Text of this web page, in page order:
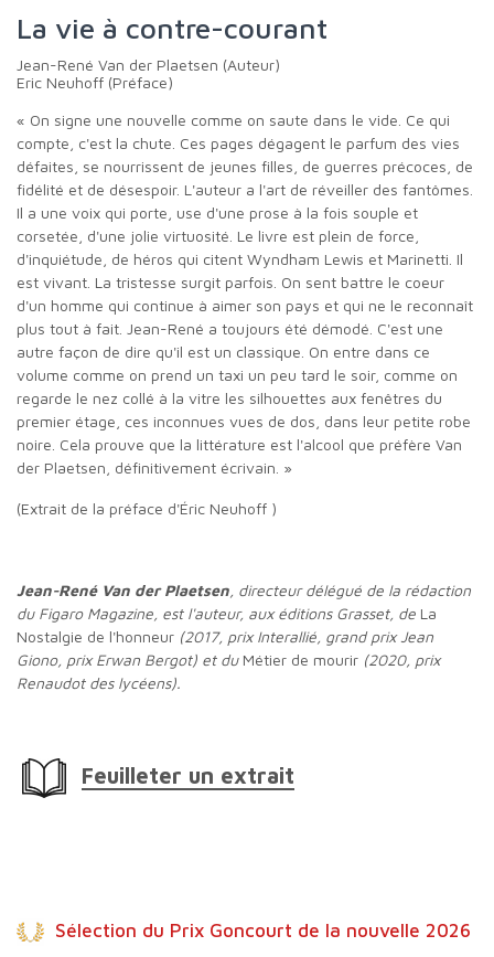
La vie à contre-courant
Jean-René Van der Plaetsen (Auteur)
Eric Neuhoff (Préface)
« On signe une nouvelle comme on saute dans le vide. Ce qui
compte, c'est la chute. Ces pages dégagent le parfum des vies
défaites, se nourrissent de jeunes filles, de guerres précoces, de
fidélité et de désespoir. L'auteur a l'art de réveiller des fantômes.
Il a une voix qui porte, use d'une prose à la fois souple et
corsetée, d'une jolie virtuosité. Le livre est plein de force,
d'inquiétude, de héros qui citent Wyndham Lewis et Marinetti. Il
est vivant. La tristesse surgit parfois. On sent battre le coeur
d'un homme qui continue à aimer son pays et qui ne le reconnaît
plus tout à fait. Jean-René a toujours été démodé. C'est une
autre façon de dire qu'il est un classique. On entre dans ce
volume comme on prend un taxi un peu tard le soir, comme on
regarde le nez collé à la vitre les silhouettes aux fenêtres du
premier étage, ces inconnues vues de dos, dans leur petite robe
noire. Cela prouve que la littérature est l'alcool que préfère Van
der Plaetsen, définitivement écrivain. »
(Extrait de la préface d'Éric Neuhoff )
Jean-René Van der Plaetsen , directeur délégué de la rédaction
du Figaro Magazine, est l'auteur, aux éditions Grasset, de La
Nostalgie de l'honneur (2017, prix Interallié, grand prix Jean
Giono, prix Erwan Bergot) et du Métier de mourir (2020, prix
Renaudot des lycéens).
Feuilleter un extrait
Sélection du Prix Goncourt de la nouvelle 2026